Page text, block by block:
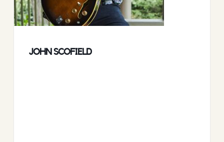
JOHN SCOFIELD